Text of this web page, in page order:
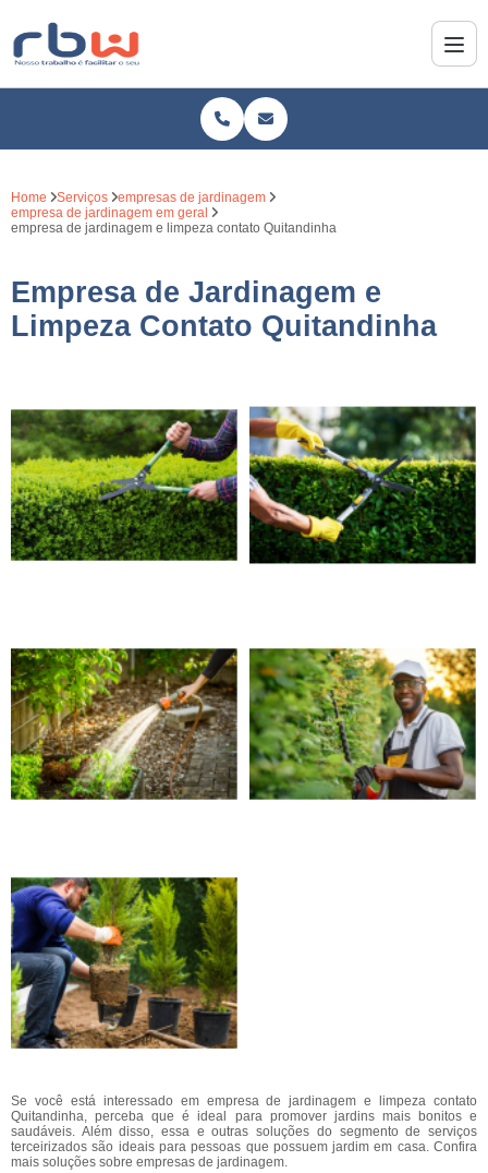
Home Serviços
empresas de jardinagem
empresa de jardinagem em geral
empresa de jardinagem e limpeza contato Quitandinha
Empresa de Jardinagem e
Limpeza Contato Quitandinha
Se você está interessado em empresa de jardinagem e limpeza contato
Quitandinha, perceba que é ideal para promover jardins mais bonitos e
saudáveis. Além disso, essa e outras soluções do segmento de serviços
terceirizados são ideais para pessoas que possuem jardim em casa. Confira
mais soluções sobre empresas de jardinagem.